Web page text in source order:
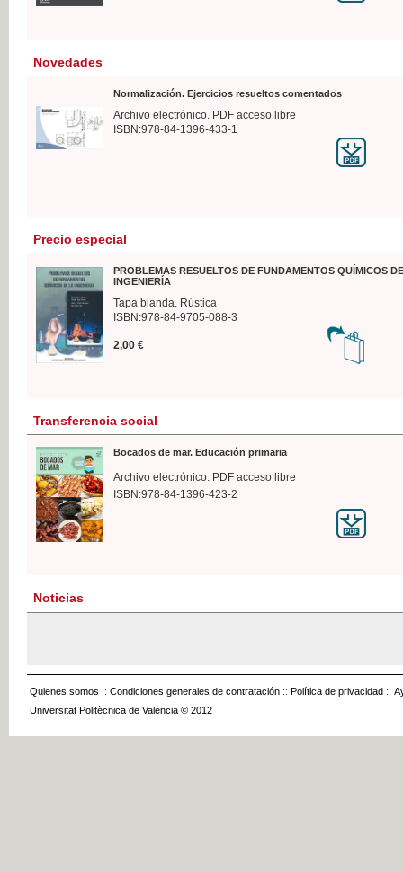
Novedades
Normalización. Ejercicios resueltos comentados
Archivo electrónico. PDF acceso libre
ISBN:978-84-1396-433-1
Precio especial
PROBLEMAS RESUELTOS DE FUNDAMENTOS QUÍMICOS
INGENIERÍA
Tapa blanda. Rústica
ISBN:978-84-9705-088-3
2,00 €
Transferencia social
Bocados de mar. Educación primaria
Archivo electrónico. PDF acceso libre
ISBN:978-84-1396-423-2
Noticias
Quienes somos :: Condiciones generales de contratación :: Política de privacidad ::
Universitat Politècnica de València © 2012